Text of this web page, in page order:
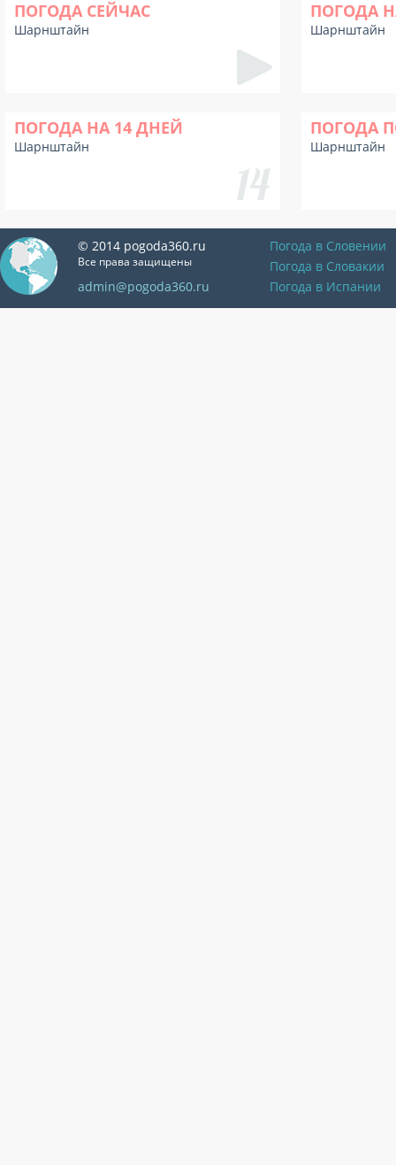
ПОГОДА СЕЙЧАС
Шарнштайн
ПОГОДА
Шарнштайн
ПОГОДА НА 14 ДНЕЙ
Шарнштайн
ПОГОДА
Шарнштайн
© 2014 pogoda360.ru
Все права защищены
admin@pogoda360.ru
Погода в Словении
Погода в Словакии
Погода в Испании